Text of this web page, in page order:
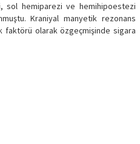
sol hemiparezi ve hemihipoestezi
Kraniyal manyetik rezonans
olarak özgeçmişinde sigara